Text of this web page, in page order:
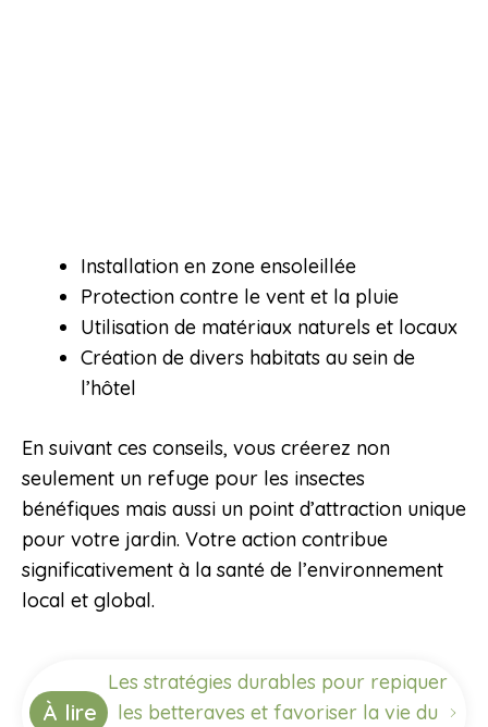
Installation en zone ensoleillée
Protection contre le vent et la pluie
Utilisation de matériaux naturels et locaux
Création de divers habitats au sein de
l’hôtel
En suivant ces conseils, vous créerez non
seulement un refuge pour les insectes
bénéfiques mais aussi un point d’attraction unique
pour votre jardin. Votre action contribue
significativement à la santé de l’environnement
local et global.
À lire
Les stratégies durables pour repiquer
les betteraves et favoriser la vie du